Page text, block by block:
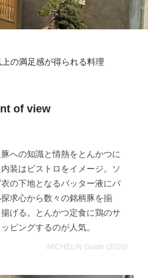
の満足感が得られる料理
of view
への知識と情熱をとんかつに
装はビストロをイメージ。ソ
の下地となるバッター液にバ
求心から数々の銘柄豚を揃
げる。とんかつ定食に鶏のサ
ピングするのが人気。
MICHELIN Guide (2026)